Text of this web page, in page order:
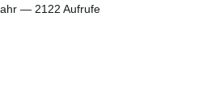
— 2122 Aufrufe